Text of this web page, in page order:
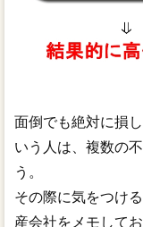
面倒でも絶対に損
いう人は、複数の
う。
その際に気をつけ
産会社をメモして